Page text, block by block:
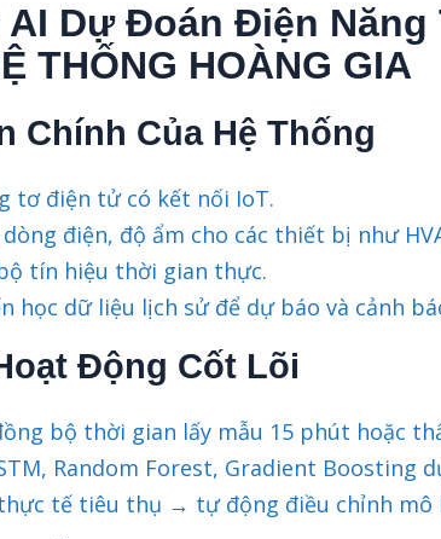
AI Dự Đoán Điện Năng
THỐNG HOÀNG GIA
Chính Của Hệ Thống
tơ điện tử có kết nối IoT.
điện, độ ẩm cho các thiết bị như
tín hiệu thời gian thực.
học dữ liệu lịch sử để dự báo và cảnh
Động Cốt Lõi
bộ thời gian lấy mẫu 15 phút hoặc
Random Forest, Gradient Boosting
tế tiêu thụ → tự động điều chỉnh mô